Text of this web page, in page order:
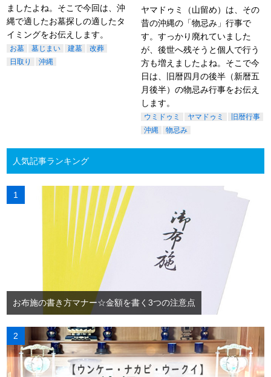
ましたよね。そこで今回は、沖
縄で適したお墓探しの適したタ
イミングをお伝えします。
お墓 墓じまい 建墓
改葬
日取り
沖縄
ヤマドゥミ（山留め）は、その
昔の沖縄の「物忌み」行事で
す。すっかり廃れていました
が、後世へ残そうと個人で行う
方も増えましたよね。そこで今
日は、旧暦四月の後半（新暦五
月後半）の物忌み行事をお伝え
します。
ウミドゥミ ヤマドゥミ
旧暦行事
沖縄
物忌み
人気記事ランキング
お布施の書き方マナー☆金額を書く3つの注意点